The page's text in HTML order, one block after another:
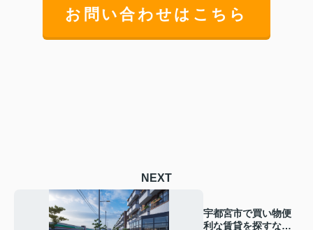
お問い合わせはこちら
NEXT
宇都宮市で買い物便
利な賃貸を探すな